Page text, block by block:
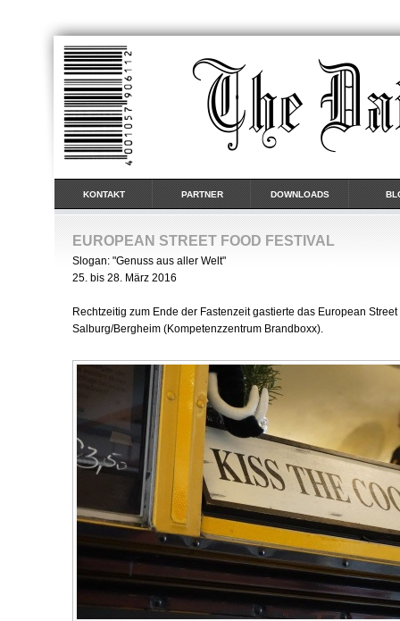
KONTAKT PARTNER DOWNLOADS
EUROPEAN STREET FOOD FESTIVAL
Slogan: "Genuss aus aller Welt"
25. bis 28. März 2016
Rechtzeitig zum Ende der Fastenzeit gastierte das European
Salburg/Bergheim (Kompetenzzentrum Brandboxx).